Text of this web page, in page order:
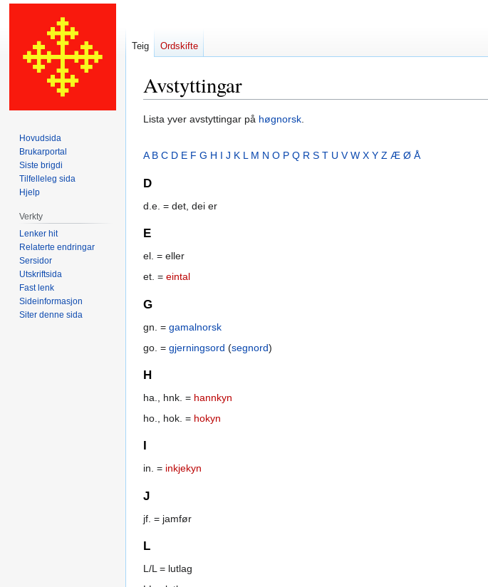
Avstyttingar
Hopp
navigering
Hopp
søk
Lista yver avstyttingar på høgnorsk.
A B C D E F G H I J K L M N O P Q R S T U V W X Y Z Æ Ø Å
D
d.e. = det, dei er
E
el. = eller
et. = eintal
G
gn. = gamalnorsk
go. = gjerningsord (segnord)
H
ha., hnk. = hannkyn
ho., hok. = hokyn
in. = inkjekyn
J
jf. = jamfør
L
L/L = lutlag
Teig Ordskifte
Hovudsida
Brukarportal
Siste brigdi
Tilfelleleg sida
Hjelp
Verkty
Lenker hit
Relaterte endringar
Sersidor
Utskriftsida
Fast lenk
Sideinformasjon
Siter denne sida